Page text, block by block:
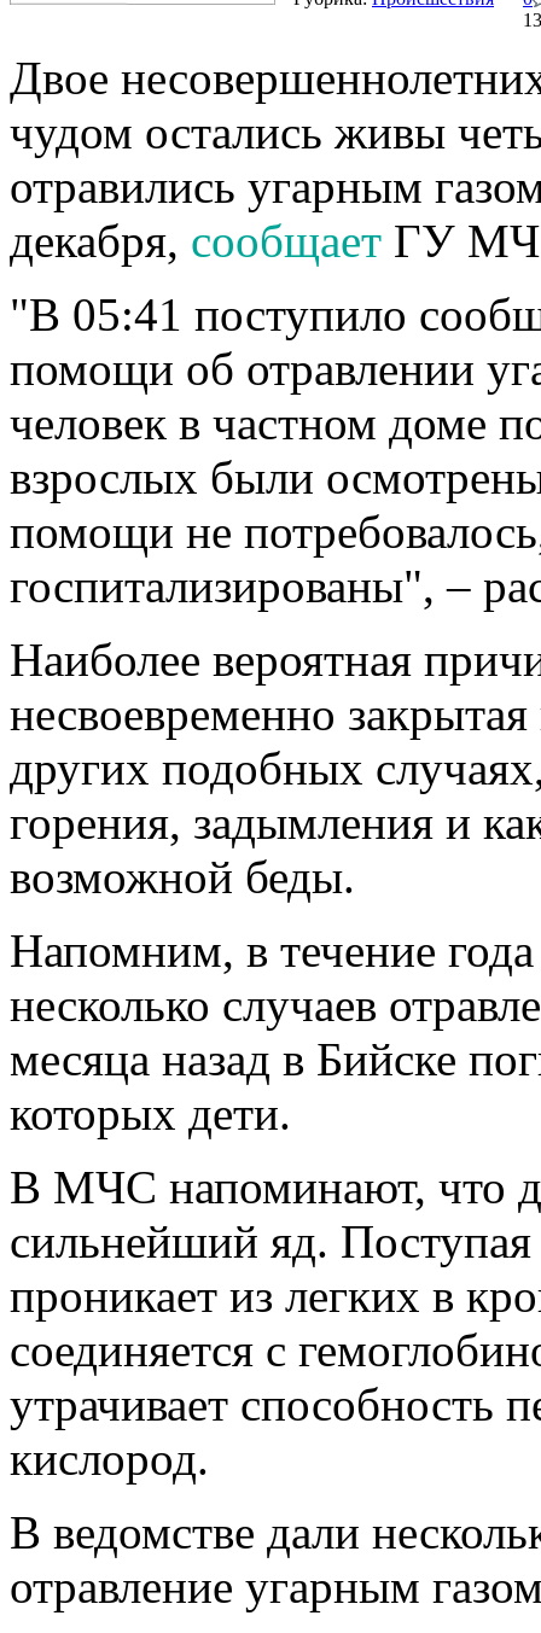
Двое
чудом остались живы
отравились угарным
декабря, сообщает ГУ
"В 05:41 поступило
помощи об отравлении
человек в частном доме
взрослых были
помощи не
госпитализированы", –
Наиболее вероятная
несвоевременно
других подобных
горения, задымления и
возможной беды.
Напомним, в течение
несколько случаев
месяца назад в Бийске
которых дети.
В МЧС напоминают, что
сильнейший яд.
проникает из легких в
соединяется с
утрачивает способность
кислород.
В ведомстве дали
отравление угарным